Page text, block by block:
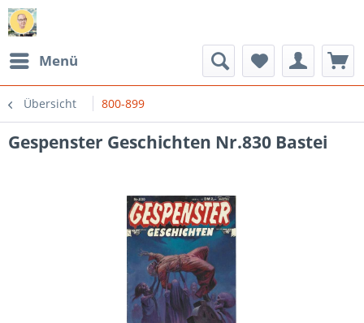
Menü
Übersicht 800-899
Gespenster Geschichten Nr.830 Bastei